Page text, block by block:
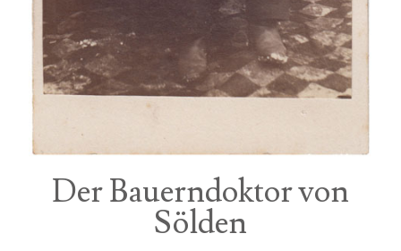
Der Bauerndoktor von
Sölden